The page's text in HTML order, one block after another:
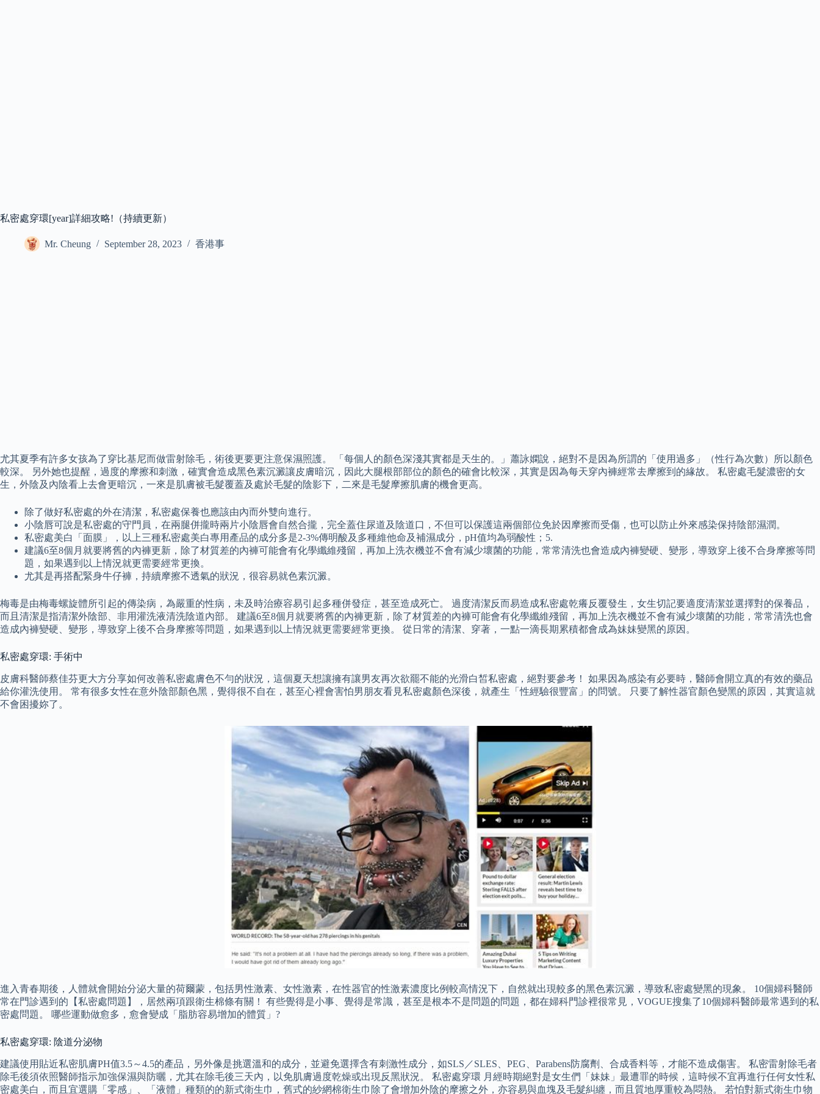
私密處穿環[year]詳細攻略!（持續更新）
Mr. Cheung September 28, 2023 香港事
尤其夏季有許多女孩為了穿比基尼而做雷射除毛，術後更要更注意保濕照護。 「每個人的顏色深淺其實都是天生的。」蕭詠嫻說，絕對不是因為所謂的「使用過多」（性行為次數）所以顏色
較深。 另外她也提醒，過度的摩擦和刺激，確實會造成黑色素沉澱讓皮膚暗沉，因此大腿根部部位的顏色的確會比較深，其實是因為每天穿內褲經常去摩擦到的緣故。 私密處毛髮濃密的女
生，外陰及內陰看上去會更暗沉，一來是肌膚被毛髮覆蓋及處於毛髮的陰影下，二來是毛髮摩擦肌膚的機會更高。
除了做好私密處的外在清潔，私密處保養也應該由內而外雙向進行。
小陰唇可說是私密處的守門員，在兩腿併攏時兩片小陰唇會自然合攏，完全蓋住尿道及陰道口，不但可以保護這兩個部位免於因摩擦而受傷，也可以防止外來感染保持陰部濕潤。
私密處美白「面膜」，以上三種私密處美白專用產品的成分多是2-3%傳明酸及多種維他命及補濕成分，pH值均為弱酸性；5.
建議6至8個月就要將舊的內褲更新，除了材質差的內褲可能會有化學纖維殘留，再加上洗衣機並不會有減少壞菌的功能，常常清洗也會造成內褲變硬、變形，導致穿上後不合身摩擦等問
題，如果遇到以上情況就更需要經常更換。
尤其是再搭配緊身牛仔褲，持續摩擦不透氣的狀況，很容易就色素沉澱。
梅毒是由梅毒螺旋體所引起的傳染病，為嚴重的性病，未及時治療容易引起多種併發症，甚至造成死亡。 過度清潔反而易造成私密處乾癢反覆發生，女生切記要適度清潔並選擇對的保養品，
而且清潔是指清潔外陰部、非用灌洗液清洗陰道內部。 建議6至8個月就要將舊的內褲更新，除了材質差的內褲可能會有化學纖維殘留，再加上洗衣機並不會有減少壞菌的功能，常常清洗也會
造成內褲變硬、變形，導致穿上後不合身摩擦等問題，如果遇到以上情況就更需要經常更換。 從日常的清潔、穿著，一點一滴長期累積都會成為妹妹變黑的原因。
私密處穿環: 手術中
皮膚科醫師蔡佳芬更大方分享如何改善私密處膚色不勻的狀況，這個夏天想讓擁有讓男友再次欲罷不能的光滑白皙私密處，絕對要參考！ 如果因為感染有必要時，醫師會開立真的有效的藥品
給你灌洗使用。 常有很多女性在意外陰部顏色黑，覺得很不自在，甚至心裡會害怕男朋友看見私密處顏色深後，就產生「性經驗很豐富」的問號。 只要了解性器官顏色變黑的原因，其實這就
不會困擾妳了。
進入青春期後，人體就會開始分泌大量的荷爾蒙，包括男性激素、女性激素，在性器官的性激素濃度比例較高情況下，自然就出現較多的黑色素沉澱，導致私密處變黑的現象。 10個婦科醫師
常在門診遇到的【私密處問題】，居然兩項跟衛生棉條有關！ 有些覺得是小事、覺得是常識，甚至是根本不是問題的問題，都在婦科門診裡很常見，VOGUE搜集了10個婦科醫師最常遇到的私
密處問題。 哪些運動做愈多，愈會變成「脂肪容易增加的體質」?
私密處穿環: 陰道分泌物
建議使用貼近私密肌膚PH值3.5～4.5的產品，另外像是挑選溫和的成分，並避免選擇含有刺激性成分，如SLS／SLES、PEG、Parabens防腐劑、合成香料等，才能不造成傷害。 私密雷射除毛者
除毛後須依照醫師指示加強保濕與防曬，尤其在除毛後三天內，以免肌膚過度乾燥或出現反黑狀況。 私密處穿環 月經時期絕對是女生們「妹妹」最遭罪的時候，這時候不宜再進行任何女性私
密處美白，而且宜選購「零感」、「液體」種類的的新式衛生巾，舊式的紗網棉衛生巾除了會增加外陰的摩擦之外，亦容易與血塊及毛髮糾纏，而且質地厚重較為悶熱。 若怕對新式衛生巾物